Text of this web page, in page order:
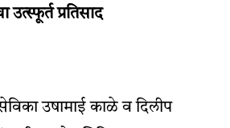
उत्स्फूर्त प्रतिसाद
उषामाई काळे व दिलीप